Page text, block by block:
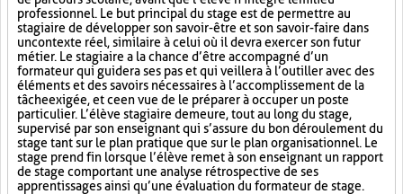
professionnel. Le but principal du stage est de permettre au
stagiaire de développer son savoir-être et son savoir-faire dans
un contexte réel, similaire à celui où il devra exercer son futur
métier. Le stagiaire a la chance d’être accompagné d’un
formateur qui guidera ses pas et qui veillera à l’outiller avec des
éléments et des savoirs nécessaires à l’accomplissement de la
tâche exigée, et ce en vue de le préparer à occuper un poste
particulier. L’élève stagiaire demeure, tout au long du stage,
supervisé par son enseignant qui s’assure du bon déroulement du
stage tant sur le plan pratique que sur le plan organisationnel. Le
stage prend fin lorsque l’élève remet à son enseignant un rapport
de stage comportant une analyse rétrospective de ses
apprentissages ainsi qu’une évaluation du formateur de stage.